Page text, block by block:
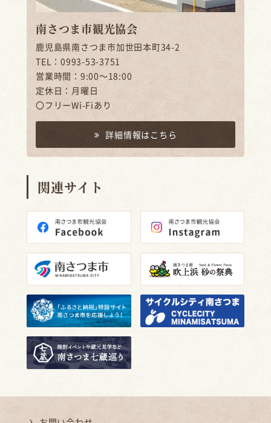
南さつま市観光協会
鹿児島県南さつま市加世田本町34-2
TEL：0993-53-3751
営業時間：9:00～18:00
定休日：月曜日
〇フリーWi-Fiあり
詳細情報はこちら
関連サイト